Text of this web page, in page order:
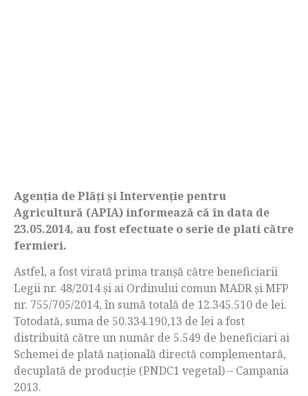
Agenţia de Plăţi şi Intervenţie pentru
Agricultură (APIA) informează că în data de
23.05.2014, au fost efectuate o serie de plati către
fermieri.
Astfel, a fost virată prima tranșă către beneficiarii
Legii nr. 48/2014 și ai Ordinului comun MADR și MFP
nr. 755/705/2014, în sumă totală de 12.345.510 de lei.
Totodată, suma de 50.334.190,13 de lei a fost
distribuită către un număr de 5.549 de beneficiari ai
Schemei de plată naţională directă complementară,
decuplată de producţie (PNDC1 vegetal) – Campania
2013.